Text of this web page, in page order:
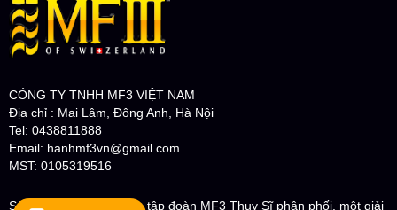
CÓNG TY TNHH MF3 VIỆT NAM
Địa chỉ : Mai Lâm, Đông Anh, Hà Nội
Tel: 0438811888
Email: hanhmf3vn@gmail.com
MST: 0105319516
Sản phẩm siêu trắng do tập đoàn MF3 Thụy Sĩ phân phối. một giải